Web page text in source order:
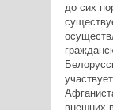
до сих
внешних